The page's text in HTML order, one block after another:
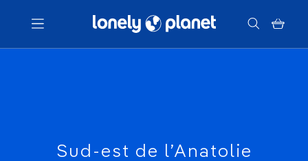
Menu
Sud-est de l’Anatolie